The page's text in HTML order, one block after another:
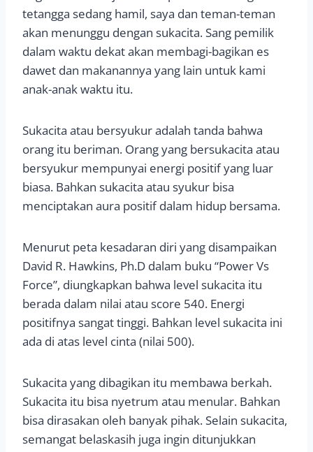
tetangga sedang hamil, saya dan teman-teman
akan menunggu dengan sukacita. Sang pemilik
dalam waktu dekat akan membagi-bagikan es
dawet dan makanannya yang lain untuk kami
anak-anak waktu itu.
Sukacita atau bersyukur adalah tanda bahwa
orang itu beriman. Orang yang bersukacita atau
bersyukur mempunyai energi positif yang luar
biasa. Bahkan sukacita atau syukur bisa
menciptakan aura positif dalam hidup bersama.
Menurut peta kesadaran diri yang disampaikan
David R. Hawkins, Ph.D dalam buku “Power Vs
Force”, diungkapkan bahwa level sukacita itu
berada dalam nilai atau score 540. Energi
positifnya sangat tinggi. Bahkan level sukacita ini
ada di atas level cinta (nilai 500).
Sukacita yang dibagikan itu membawa berkah.
Sukacita itu bisa nyetrum atau menular. Bahkan
bisa dirasakan oleh banyak pihak. Selain sukacita,
semangat belaskasih juga ingin ditunjukkan